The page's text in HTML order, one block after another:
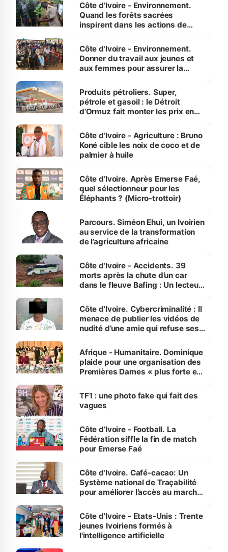
Côte d’Ivoire - Environnement.
Quand les forêts sacrées
inspirent dans les actions de
Côte d’Ivoire - Environnement.
Donner du travail aux jeunes et
aux femmes pour assurer la
menacées
Produits pétroliers. Super,
pétrole et gasoil : le Détroit
d’Ormuz fait monter les prix en
Côte d’Ivoire - Agriculture : Bruno
Koné cible les noix de coco et de
palmier à huile
Côte d’Ivoire. Après Emerse Faé,
quel sélectionneur pour les
Éléphants ? (Micro-trottoir)
Parcours. Siméon Ehui, un Ivoirien
au service de la transformation
de l’agriculture africaine
Côte d’Ivoire - Accidents. 39
morts après la chute d’un car
dans le fleuve Bafing : Un lecteur
des Transports
Côte d'Ivoire. Cybercriminalité : Il
menace de publier les vidéos de
nudité d’une amie qui refuse ses
Afrique - Humanitaire. Dominique
plaide pour une organisation des
Premières Dames « plus forte et
sur la scène internationale »
TF1 : une photo fake qui fait des
vagues
Côte d’Ivoire - Football. La
Fédération siffle la fin de match
pour Emerse Faé
Côte d’Ivoire. Café-cacao: Un
Système national de Traçabilité
pour améliorer l’accès au marché
Côte d'Ivoire - Etats-Unis : Trente
jeunes Ivoiriens formés à
l'intelligence artificielle